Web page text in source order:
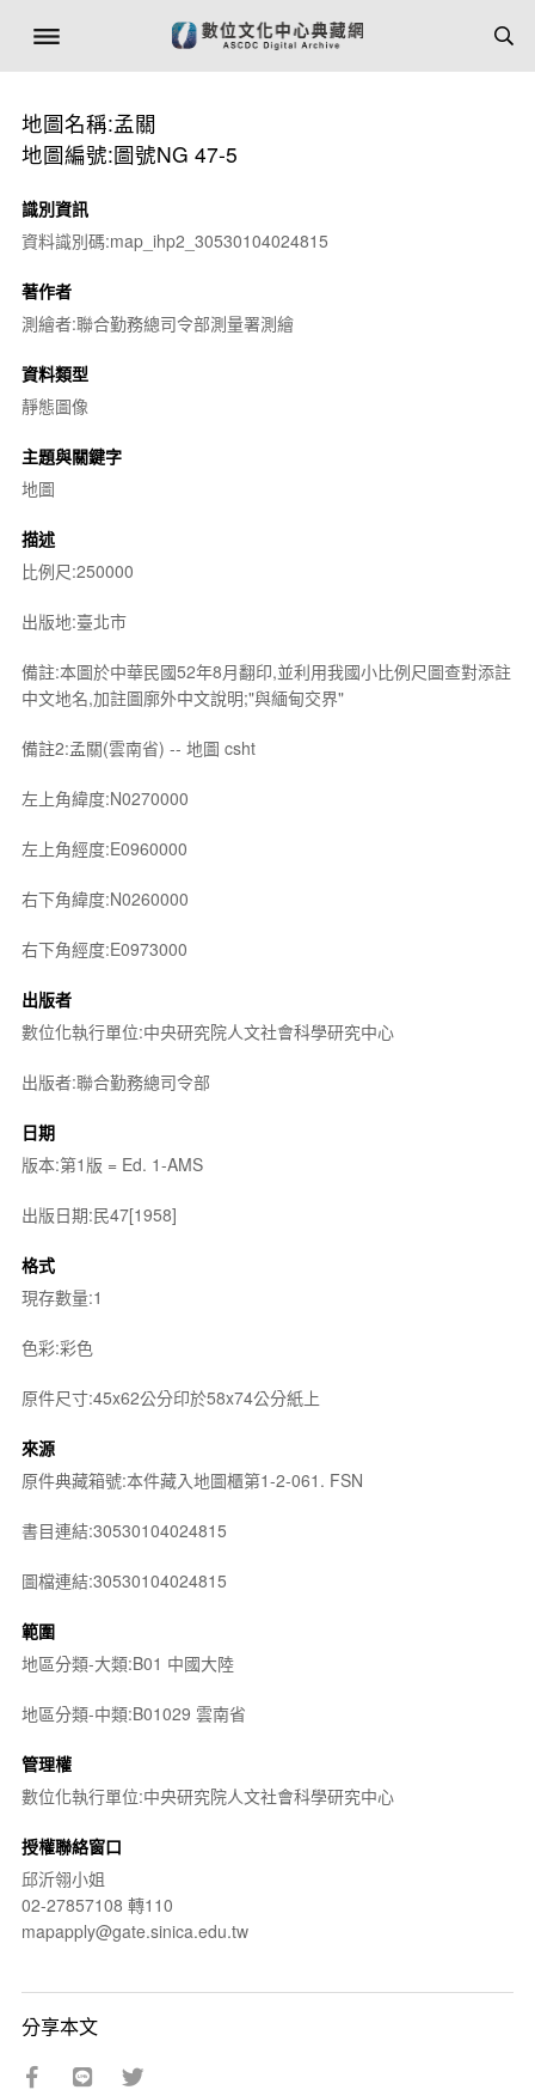
地圖名稱:孟關
地圖編號:圖號NG 47-5
識別資訊
資料識別碼:map_ihp2_30530104024815
著作者
測繪者:聯合勤務總司令部測量署測繪
資料類型
靜態圖像
主題與關鍵字
地圖
描述
比例尺:250000
出版地:臺北市
備註:本圖於中華民國52年8月翻印,並利用我國小比例尺圖查對添註
中文地名,加註圖廓外中文說明;"與緬甸交界"
備註2:孟關(雲南省) -- 地圖 csht
左上角緯度:N0270000
左上角經度:E0960000
右下角緯度:N0260000
右下角經度:E0973000
出版者
數位化執行單位:中央研究院人文社會科學研究中心
出版者:聯合勤務總司令部
日期
版本:第1版 = Ed. 1-AMS
出版日期:民47[1958]
格式
現存數量:1
色彩:彩色
原件尺寸:45x62公分印於58x74公分紙上
來源
原件典藏箱號:本件藏入地圖櫃第1-2-061. FSN
書目連結:30530104024815
圖檔連結:30530104024815
範圍
地區分類-大類:B01 中國大陸
地區分類-中類:B01029 雲南省
管理權
數位化執行單位:中央研究院人文社會科學研究中心
授權聯絡窗口
邱沂翎小姐
02-27857108 轉110
mapapply@gate.sinica.edu.tw
分享本文